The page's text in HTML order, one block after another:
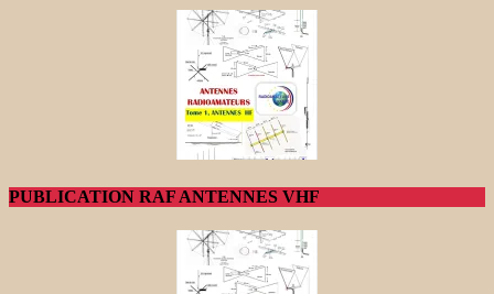
PUBLICATION RAF ANTENNES VHF